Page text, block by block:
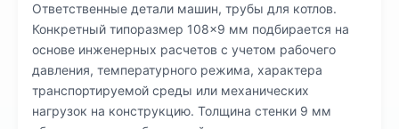
Ответственные детали машин, трубы для котлов.
Конкретный типоразмер 108×9 мм подбирается на
основе инженерных расчетов с учетом рабочего
давления, температурного режима, характера
транспортируемой среды или механических
нагрузок на конструкцию. Толщина стенки 9 мм